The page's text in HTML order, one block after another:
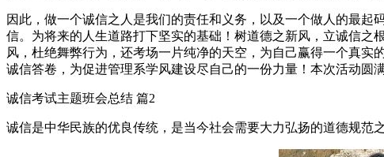
因此，做一个诚信之人是我们的责任和义务，以及一个做人的最
信。为将来的人生道路打下坚实的基础！树道德之新风，立诚信之
风，杜绝舞弊行为，还考场一片纯净的天空，为自己赢得一个真
诚信答卷，为促进管理系学风建设尽自己的一份力量！本次活动圆
诚信考试主题班会总结 篇2
诚信是中华民族的优良传统，是当今社会需要大力弘扬的道德规范之